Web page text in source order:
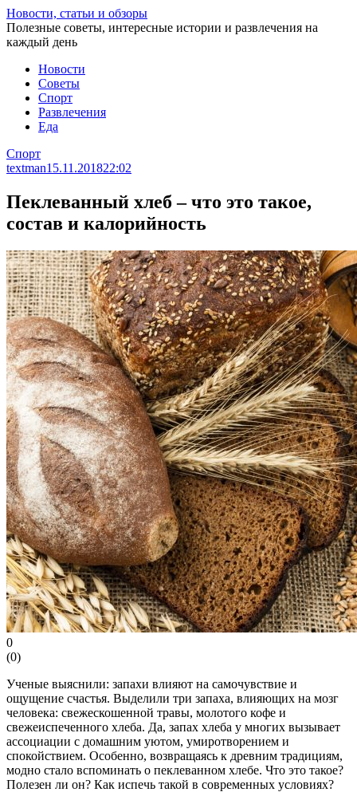
Перейти
к
статье
Новости, статьи и обзоры
Полезные советы, интересные истории и развлечения на
каждый день
Новости
Советы
Спорт
Развлечения
Еда
Спорт
textman15.11.201822:02
Пеклеванный хлеб – что это такое,
состав и калорийность
0
(0)
Ученые выяснили: запахи влияют на самочувствие и
ощущение счастья. Выделили три запаха, влияющих на мозг
человека: свежескошенной травы, молотого кофе и
свежеиспеченного хлеба. Да, запах хлеба у многих вызывает
ассоциации с домашним уютом, умиротворением и
спокойствием. Особенно, возвращаясь к древним традициям,
модно стало вспоминать о пеклеванном хлебе. Что это такое?
Полезен ли он? Как испечь такой в современных условиях?